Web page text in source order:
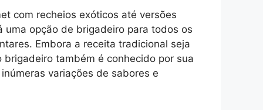
com recheios exóticos até versões
uma opção de brigadeiro para todos os
Embora a receita tradicional seja
brigadeiro também é conhecido por sua
variações de sabores e